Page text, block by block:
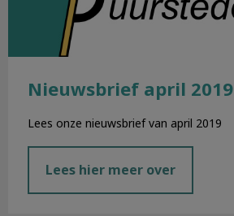
Nieuwsbrief april 2019
Lees onze nieuwsbrief van april 2019
Lees hier meer over